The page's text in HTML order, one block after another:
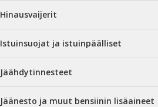
Hinausvaijerit
Istuinsuojat ja istuinpäälliset
Jäähdytinnesteet
Jäänesto ja muut bensiinin lisäaineet